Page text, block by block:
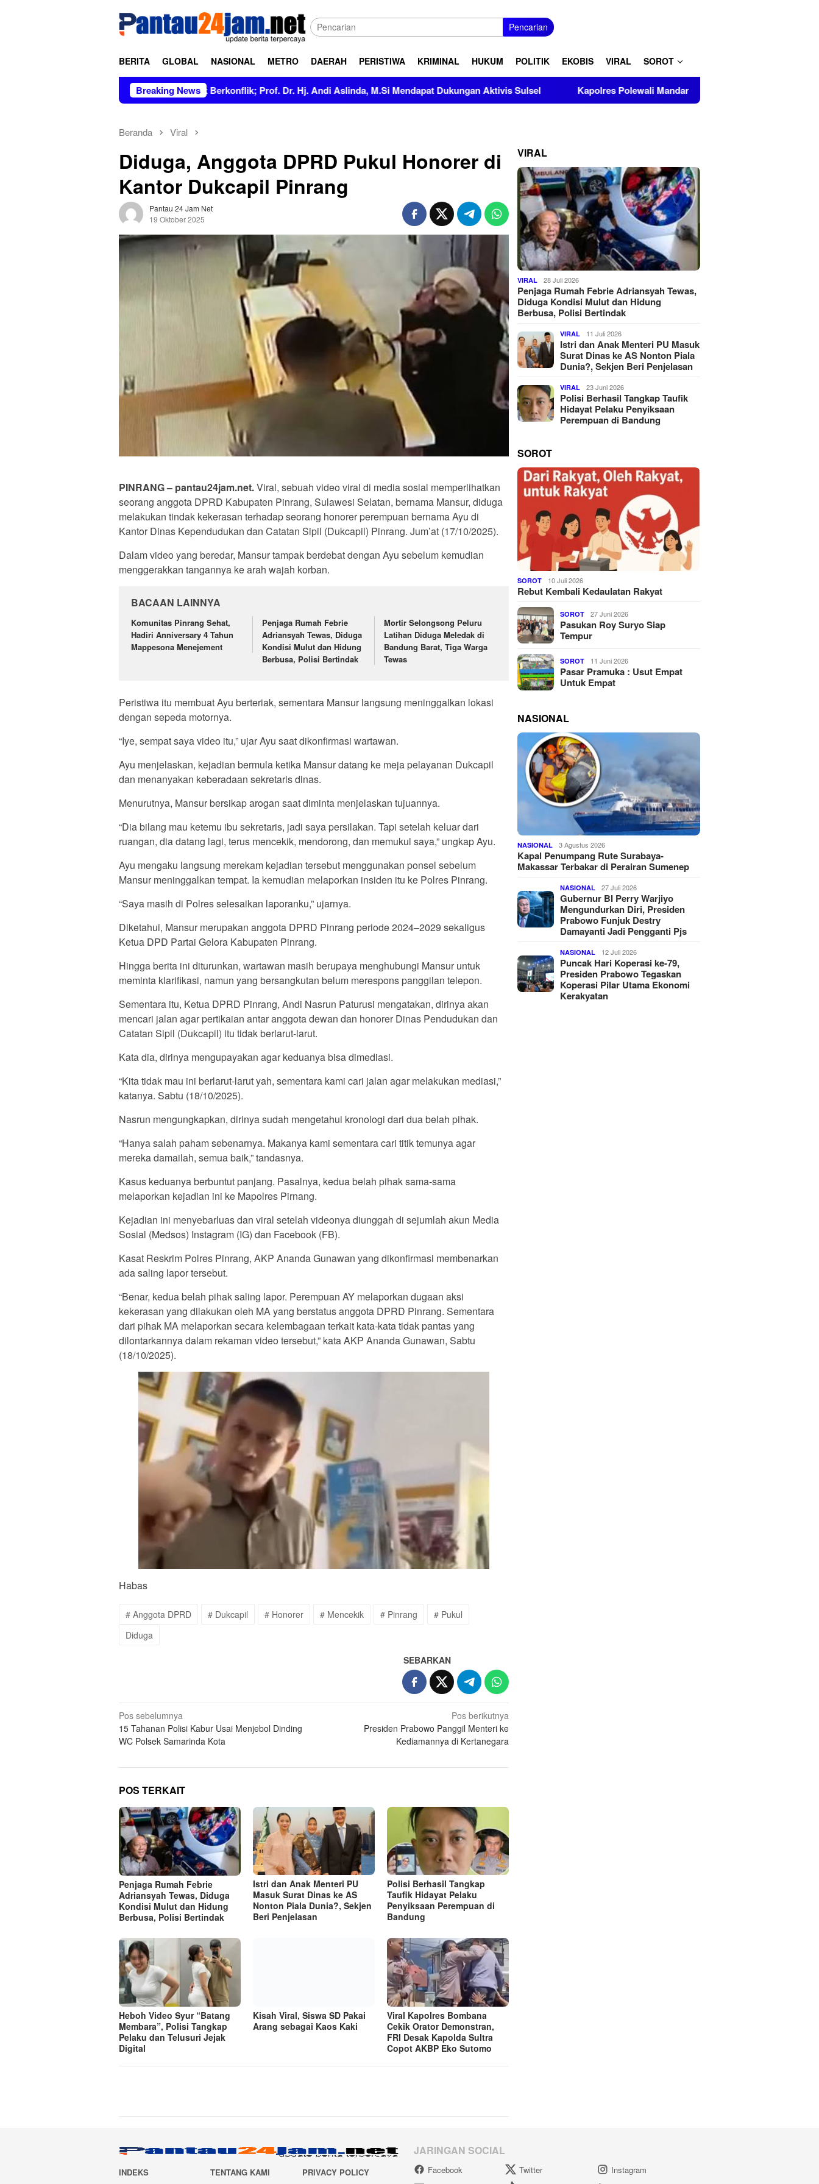
Pencarian
BERITA GLOBAL NASIONAL METRO DAERAH PERISTIWA KRIMINAL HUKUM POLITIK EKOBIS VIRAL SOROT
Breaking News
Figur Bersih dan Tidak Berkonflik; Prof. Dr. Hj. Andi Aslinda, M.Si Mendapat Dukungan Aktivis Sulsel Kapolres Polewali Mandar Turut Musnahkan Barang Bukti Perkara Inkrah
Beranda Viral
Diduga, Anggota DPRD Pukul Honorer di
Kantor Dukcapil Pinrang
Pantau 24 Jam Net
19 Oktober 2025
PINRANG – pantau24jam.net.Viral, sebuah video viral di media sosial memperlihatkan
seorang anggota DPRD Kabupaten Pinrang, Sulawesi Selatan, bernama Mansur, diduga
melakukan tindak kekerasan terhadap seorang honorer perempuan bernama Ayu di
Kantor Dinas Kependudukan dan Catatan Sipil (Dukcapil) Pinrang. Jum’at (17/10/2025).
Dalam video yang beredar, Mansur tampak berdebat dengan Ayu sebelum kemudian
menggerakkan tangannya ke arah wajah korban.
BACAAN LAINNYA
Komunitas Pinrang Sehat,
Hadiri Anniversary 4 Tahun
Mappesona Menejement
Penjaga Rumah Febrie
Adriansyah Tewas, Diduga
Kondisi Mulut dan Hidung
Berbusa, Polisi Bertindak
Mortir Selongsong Peluru
Latihan Diduga Meledak di
Bandung Barat, Tiga Warga
Tewas
Peristiwa itu membuat Ayu berteriak, sementara Mansur langsung meninggalkan lokasi
dengan sepeda motornya.
“Iye, sempat saya video itu,” ujar Ayu saat dikonfirmasi wartawan.
Ayu menjelaskan, kejadian bermula ketika Mansur datang ke meja pelayanan Dukcapil
dan menanyakan keberadaan sekretaris dinas.
Menurutnya, Mansur bersikap arogan saat diminta menjelaskan tujuannya.
“Dia bilang mau ketemu ibu sekretaris, jadi saya persilakan. Tapi setelah keluar dari
ruangan, dia datang lagi, terus mencekik, mendorong, dan memukul saya,” ungkap Ayu.
Ayu mengaku langsung merekam kejadian tersebut menggunakan ponsel sebelum
Mansur meninggalkan tempat. Ia kemudian melaporkan insiden itu ke Polres Pinrang.
“Saya masih di Polres selesaikan laporanku,” ujarnya.
Diketahui, Mansur merupakan anggota DPRD Pinrang periode 2024–2029 sekaligus
Ketua DPD Partai Gelora Kabupaten Pinrang.
Hingga berita ini diturunkan, wartawan masih berupaya menghubungi Mansur untuk
meminta klarifikasi, namun yang bersangkutan belum merespons panggilan telepon.
Sementara itu, Ketua DPRD Pinrang, Andi Nasrun Paturusi mengatakan, dirinya akan
mencari jalan agar pertikaian antar anggota dewan dan honorer Dinas Pendudukan dan
Catatan Sipil (Dukcapil) itu tidak berlarut-larut.
Kata dia, dirinya mengupayakan agar keduanya bisa dimediasi.
“Kita tidak mau ini berlarut-larut yah, sementara kami cari jalan agar melakukan mediasi,”
katanya. Sabtu (18/10/2025).
Nasrun mengungkapkan, dirinya sudah mengetahui kronologi dari dua belah pihak.
“Hanya salah paham sebenarnya. Makanya kami sementara cari titik temunya agar
mereka damailah, semua baik,” tandasnya.
Kasus keduanya berbuntut panjang. Pasalnya, kedua belah pihak sama-sama
melaporkan kejadian ini ke Mapolres Pirnang.
Kejadian ini menyebarluas dan viral setelah videonya diunggah di sejumlah akun Media
Sosial (Medsos) Instagram (IG) dan Facebook (FB).
Kasat Reskrim Polres Pinrang, AKP Ananda Gunawan yang dikonfirmasi membenarkan
ada saling lapor tersebut.
“Benar, kedua belah pihak saling lapor. Perempuan AY melaporkan dugaan aksi
kekerasan yang dilakukan oleh MA yang berstatus anggota DPRD Pinrang. Sementara
dari pihak MA melaporkan secara kelembagaan terkait kata-kata tidak pantas yang
dilontarkannya dalam rekaman video tersebut,” kata AKP Ananda Gunawan, Sabtu
(18/10/2025).
Habas
# Anggota DPRD # Dukcapil # Honorer # Mencekik # Pinrang
# Pukul
Diduga
SEBARKAN
Navigasi
pos
Pos sebelumnya
15 Tahanan Polisi Kabur Usai Menjebol Dinding
WC Polsek Samarinda Kota
Pos berikutnya
Presiden Prabowo Panggil Menteri ke
Kediamannya di Kertanegara
POS TERKAIT
Penjaga Rumah Febrie
Adriansyah Tewas, Diduga
Kondisi Mulut dan Hidung
Berbusa, Polisi Bertindak
Istri dan Anak Menteri PU
Masuk Surat Dinas ke AS
Nonton Piala Dunia?, Sekjen
Beri Penjelasan
Polisi Berhasil Tangkap
Taufik Hidayat Pelaku
Penyiksaan Perempuan di
Bandung
Heboh Video Syur “Batang
Membara”, Polisi Tangkap
Pelaku dan Telusuri Jejak
Digital
Kisah Viral, Siswa SD Pakai
Arang sebagai Kaos Kaki
Viral Kapolres Bombana
Cekik Orator Demonstran,
FRI Desak Kapolda Sultra
Copot AKBP Eko Sutomo
VIRAL
VIRAL 28 Juli 2026
Penjaga Rumah Febrie Adriansyah Tewas,
Diduga Kondisi Mulut dan Hidung
Berbusa, Polisi Bertindak
VIRAL 11 Juli 2026
Istri dan Anak Menteri PU Masuk
Surat Dinas ke AS Nonton Piala
Dunia?, Sekjen Beri Penjelasan
VIRAL 23 Juni 2026
Polisi Berhasil Tangkap Taufik
Hidayat Pelaku Penyiksaan
Perempuan di Bandung
SOROT
SOROT 10 Juli 2026
Rebut Kembali Kedaulatan Rakyat
SOROT 27 Juni 2026
Pasukan Roy Suryo Siap
Tempur
SOROT 11 Juni 2026
Pasar Pramuka : Usut Empat
Untuk Empat
NASIONAL
NASIONAL 3 Agustus 2026
Kapal Penumpang Rute Surabaya-
Makassar Terbakar di Perairan Sumenep
NASIONAL 27 Juli 2026
Gubernur BI Perry Warjiyo
Mengundurkan Diri, Presiden
Prabowo Funjuk Destry
Damayanti Jadi Pengganti Pjs
NASIONAL 12 Juli 2026
Puncak Hari Koperasi ke-79,
Presiden Prabowo Tegaskan
Koperasi Pilar Utama Ekonomi
Kerakyatan
INDEKS TENTANG KAMI PRIVACY POLICY
JARINGAN SOCIAL
Facebook Twitter
Instagram